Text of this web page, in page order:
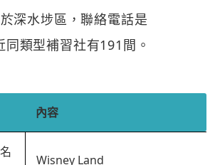
深水埗區，聯絡電話是
類型補習社有191間。
內容
Wisney Land